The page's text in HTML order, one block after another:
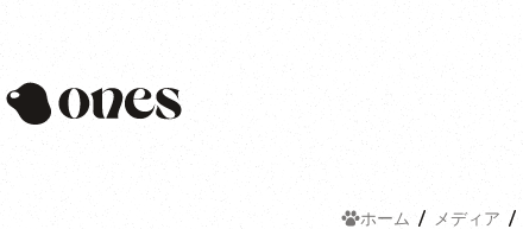
Ones
ホーム メディア